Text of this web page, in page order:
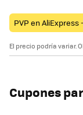
PVP en AliExpress
El precio podría variar.
Cupones